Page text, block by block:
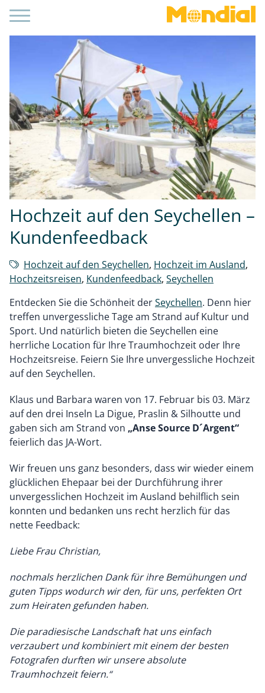
Hochzeit auf den Seychellen –
Kundenfeedback
Hochzeit auf den Seychellen, Hochzeit im Ausland,
Hochzeitsreisen, Kundenfeedback, Seychellen
Entdecken Sie die Schönheit derSeychellen. Denn hier
treffen unvergessliche Tage am Strand auf Kultur und
Sport. Und natürlich bieten die Seychellen eine
herrliche Location für Ihre Traumhochzeit oder Ihre
Hochzeitsreise. Feiern Sie Ihre unvergessliche Hochzeit
auf den Seychellen.
Klaus und Barbara waren von 17. Februar bis 03. März
auf den drei Inseln La Digue, Praslin & Silhoutte und
gaben sich am Strand von „Anse Source D´Argent“
feierlich das JA-Wort.
Wir freuen uns ganz besonders, dass wir wieder einem
glücklichen Ehepaar bei der Durchführung ihrer
unvergesslichen Hochzeit im Ausland behilflich sein
konnten und bedanken uns recht herzlich für das
nette Feedback:
Liebe Frau Christian,
nochmals herzlichen Dank für ihre Bemühungen und
guten Tipps wodurch wir den, für uns, perfekten Ort
zum Heiraten gefunden haben.
Die paradiesische Landschaft hat uns einfach
verzaubert und kombiniert mit einem der besten
Fotografen durften wir unsere absolute
Traumhochzeit feiern.“